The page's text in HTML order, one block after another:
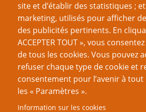
site et d’établir des statistiques ;
marketing, utilisés pour afficher
des publicités pertinents. En
ACCEPTER TOUT », vous
de tous les cookies. Vous pouvez
refuser chaque type de cookie et
consentement pour l’avenir à
les « Paramètres ».
Information sur les cookies
Nom d'utilisateur
Mot de passe